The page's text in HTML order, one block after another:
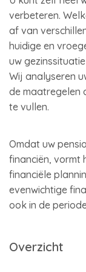
verbeteren.
af van
huidige en
uw
Wij analyseren
de maatregelen
te vullen.
Omdat uw
financiën, vormt
financiële
evenwichtige
ook in de
Overzicht